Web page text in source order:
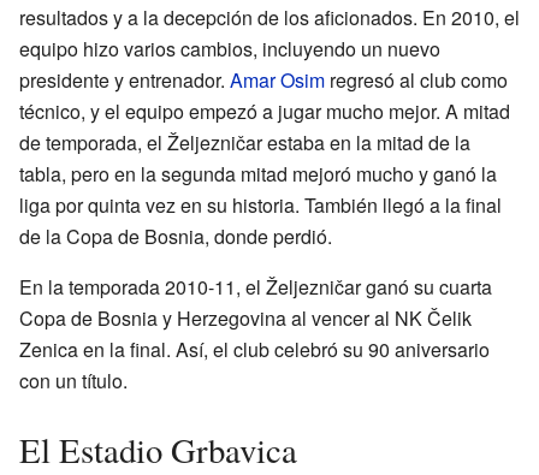
resultados y a la decepción de los aficionados. En 2010, el
equipo hizo varios cambios, incluyendo un nuevo
presidente y entrenador. Amar Osim regresó al club como
técnico, y el equipo empezó a jugar mucho mejor. A mitad
de temporada, el Željezničar estaba en la mitad de la
tabla, pero en la segunda mitad mejoró mucho y ganó la
liga por quinta vez en su historia. También llegó a la final
de la Copa de Bosnia, donde perdió.
En la temporada 2010-11, el Željezničar ganó su cuarta
Copa de Bosnia y Herzegovina al vencer al NK Čelik
Zenica en la final. Así, el club celebró su 90 aniversario
con un título.
El Estadio Grbavica